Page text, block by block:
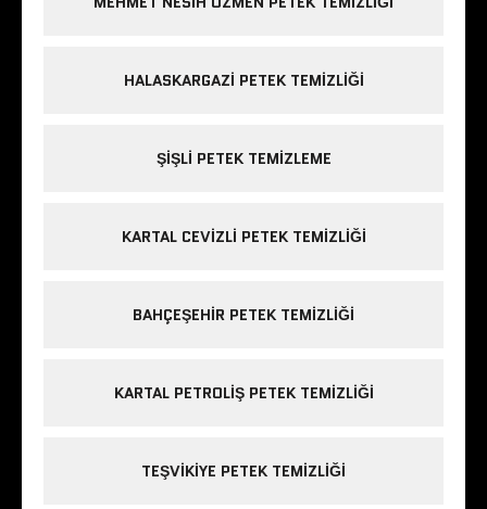
HALASKARGAZI PETEK TEMIZLIĞI
ŞIŞLI PETEK TEMIZLEME
KARTAL CEVIZLI PETEK TEMIZLIĞI
BAHÇEŞEHIR PETEK TEMIZLIĞI
KARTAL PETROLIŞ PETEK TEMIZLIĞI
TEŞVIKIYE PETEK TEMIZLIĞI